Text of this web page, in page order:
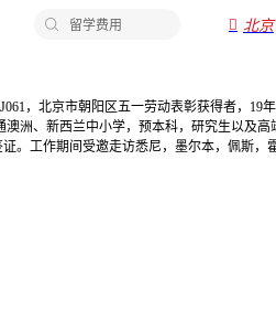
留学费用
签证办理
申请时间
 北京
，北京市朝阳区五一劳动表彰获得者，19年
澳洲、新西兰中小学，预本科，研究生以及高
。工作期间受邀走访悉尼，墨尔本，佩斯，